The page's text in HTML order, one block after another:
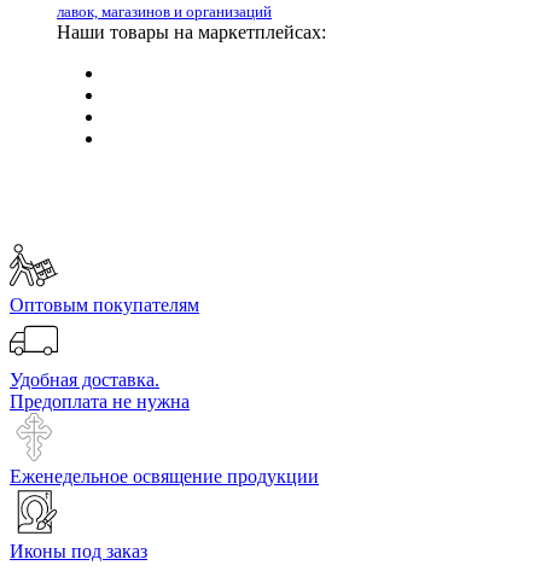
лавок, магазинов и организаций
Наши товары на маркетплейсах:
Оптовым покупателям
Удобная доставка.
Предоплата не нужна
Еженедельное освящение продукции
Иконы под заказ